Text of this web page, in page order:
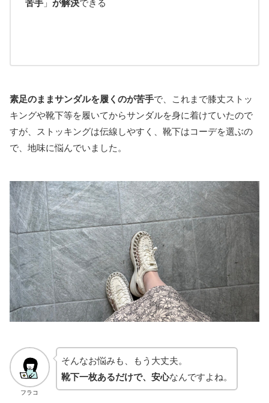
苦手 」 が解決できる
素足のままサンダルを履くのが苦手で、これまで膝丈ストッ
キングや靴下等を履いてからサンダルを身に着けていたので
すが、ストッキングは伝線しやすく、靴下はコーデを選ぶの
で、地味に悩んでいました。
フラコ
そんなお悩みも、もう大丈夫。
靴下一枚あるだけで、安心なんですよね。